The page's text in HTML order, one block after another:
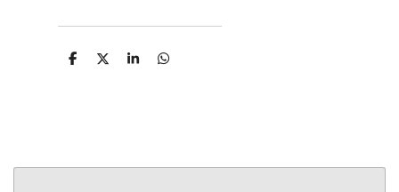
D
D
S
D